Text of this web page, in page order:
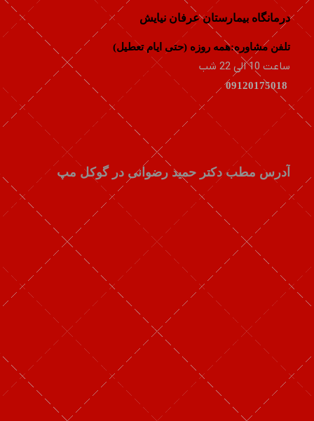
درمانگاه بیمارستان عرفان نیایش
تلفن مشاوره:همه روزه (حتی ایام تعطیل)
ساعت 10 الی 22 شب
آدرس مطب دکتر حمید رضوانی در گوکل مپ